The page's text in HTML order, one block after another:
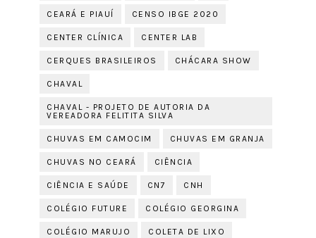
CEARÁ E PIAUÍ CENSO IBGE 2020
CENTER CLÍNICA CENTER LAB
CERQUES BRASILEIROS CHÁCARA SHOW
CHAVAL
CHAVAL - PROJETO DE AUTORIA DA
VEREADORA FELITITA SILVA
CHUVAS EM CAMOCIM CHUVAS EM GRANJA
CHUVAS NO CEARÁ CIÊNCIA
CIÊNCIA E SAÚDE CN7 CNH
COLÉGIO FUTURE COLÉGIO GEORGINA
COLÉGIO MARUJO COLETA DE LIXO